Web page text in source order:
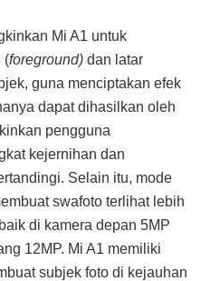
Mi A1 untuk
(foreground) dan latar
guna menciptakan efek
dapat dihasilkan oleh
pengguna
kejernihan dan
Selain itu, mode
swafoto terlihat lebih
di kamera depan 5MP
12MP. Mi A1 memiliki
subjek foto di kejauhan